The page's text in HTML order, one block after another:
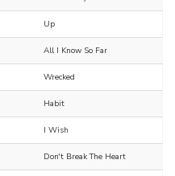
Up
All I Know So Far
Wrecked
Habit
I Wish
Don't Break The Heart